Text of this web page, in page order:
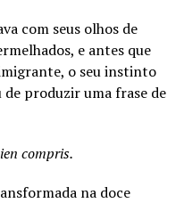
com seus olhos de
e antes que
o seu instinto
de produzir uma frase de
compris.
na doce